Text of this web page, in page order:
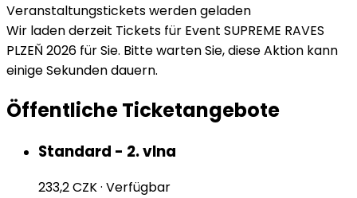
Veranstaltungstickets werden geladen
Wir laden derzeit Tickets für Event SUPREME RAVES
PLZEŇ 2026 für Sie. Bitte warten Sie, diese Aktion kann
einige Sekunden dauern.
Öffentliche Ticketangebote
Standard - 2. vlna
233,2 CZK· Verfügbar